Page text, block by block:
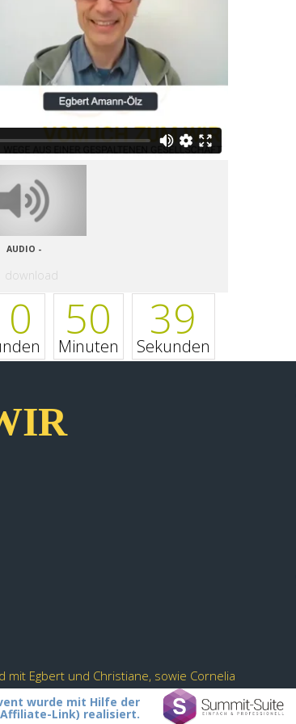
AUDIO -
download
50
Minuten
39
Sekunden
mit Egbert und Christiane, sowie Cornelia
wurde mit Hilfe der
Link) realisiert.